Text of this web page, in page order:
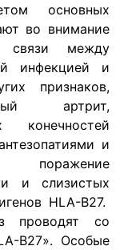
основных
во внимание
связи между
инфекцией и
признаков,
артрит,
конечностей
и
поражение
и слизистых
HLA-B27.
проводят со
B27». Особые